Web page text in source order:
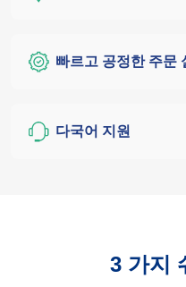
빠르고 공정한 주문
다국어 지원
3 가지